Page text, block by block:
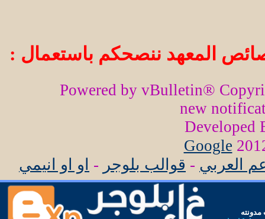
المعهد ننصحكم باستعمال :
Powered by vBulletin®
new
Developed
Google
العربي - قوالب بلوجر - او او انيمي
مدونته